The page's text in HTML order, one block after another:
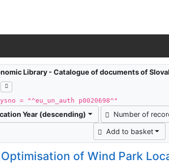
Library - Catalogue of documents of
= "^eu_un_auth p0020698^"
Year (descending) Number of
Add to basket
Optimisation of Wind Park